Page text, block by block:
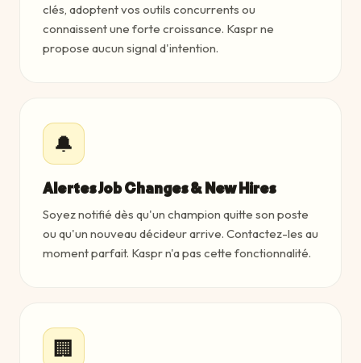
clés, adoptent vos outils concurrents ou
connaissent une forte croissance. Kaspr ne
propose aucun signal d'intention.
🔔
Alertes Job Changes & New Hires
Soyez notifié dès qu'un champion quitte son poste
ou qu'un nouveau décideur arrive. Contactez-les au
moment parfait. Kaspr n'a pas cette fonctionnalité.
🏢